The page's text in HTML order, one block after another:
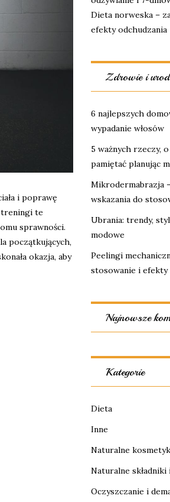
i poprawę
treningi te
sprawności.
początkujących,
okazja, aby
Dieta norweska –
efekty odchudzania
Zdrowie i
6 najlepszych
wypadanie włosów
5 ważnych rzeczy,
pamiętać planując
Mikrodermabrazja
wskazania do
Ubrania: trendy,
modowe
Peelingi
stosowanie i efekty
Najnowsze
Kategorie
Dieta
Inne
Naturalne
Naturalne składniki
Oczyszczanie i